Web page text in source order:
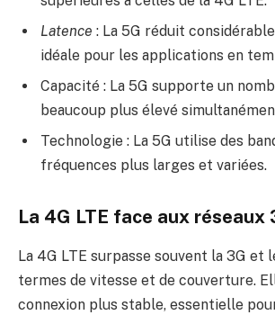
Latence : La 5G réduit
idéale pour les applications en
Capacité : La 5G supporte un
beaucoup plus élevé
Technologie : La 5G utilise des
fréquences plus larges et variées.
La 4G LTE face aux réseaux
La 4G LTE surpasse souvent la 3G et
termes de vitesse et de couverture.
connexion plus stable, essentielle